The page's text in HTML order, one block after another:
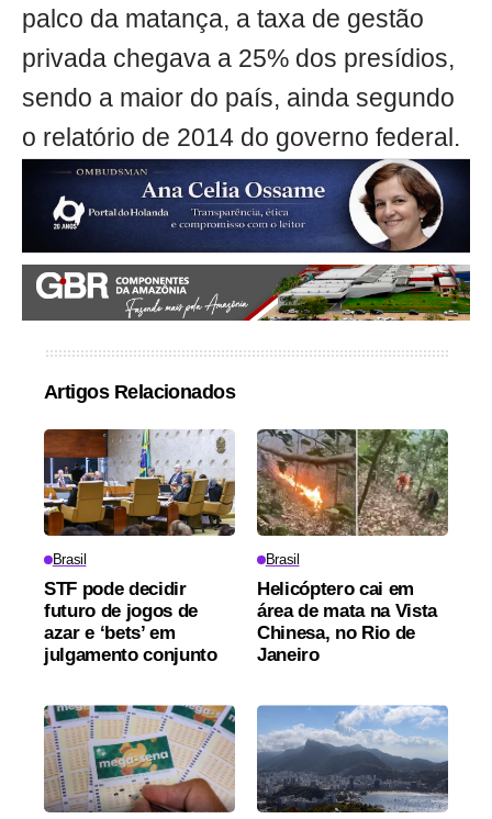
palco da matança, a taxa de gestão
privada chegava a 25% dos presídios,
sendo a maior do país, ainda segundo
o relatório de 2014 do governo federal.
Artigos Relacionados
Brasil
STF pode decidir
futuro de jogos de
azar e ‘bets’ em
julgamento conjunto
Brasil
Helicóptero cai em
área de mata na Vista
Chinesa, no Rio de
Janeiro